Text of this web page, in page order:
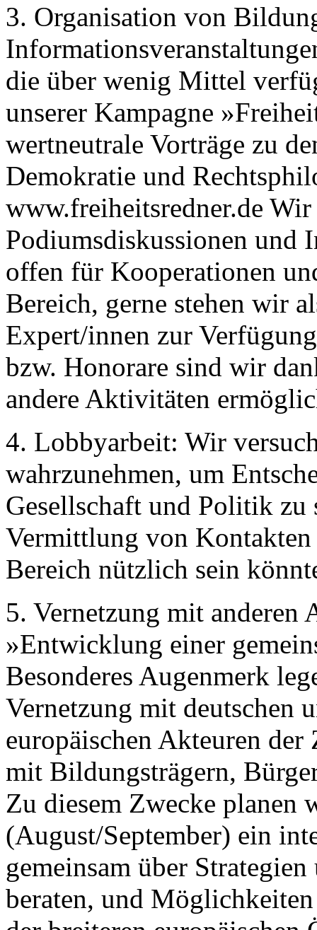
3. Organisation von
die über wenig Mittel
unserer Kampagne
wertneutrale Vorträge zu
Demokratie und
www.freiheitsredner.de
Podiumsdiskussionen und
offen für Kooperationen
Bereich, gerne stehen wir
Expert/innen zur
bzw. Honorare sind wir
andere Aktivitäten
4. Lobbyarbeit: Wir
wahrzunehmen, um
Gesellschaft und Politik
Vermittlung von
Bereich nützlich sein
5. Vernetzung mit
»Entwicklung einer
Besonderes Augenmerk
Vernetzung mit deutschen
europäischen Akteuren
mit Bildungsträgern,
Zu diesem Zwecke planen
(August/September) ein
gemeinsam über
beraten, und